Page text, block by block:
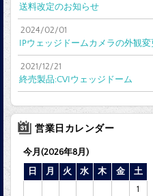
送料改定のお知らせ
2024/02/01
IPウェッジドームカメラの外観
2021/12/21
終売製品:CVIウェッジドーム
営業日カレンダー
今月(2026年8月)
日
月 火 水 木 金
土
1